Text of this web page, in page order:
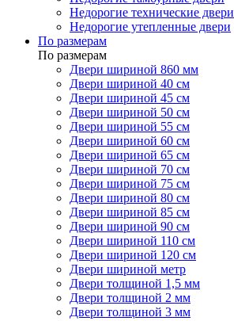
Недорогие технические двери
Недорогие утепленные двери
По размерам
По размерам
Двери шириной 860 мм
Двери шириной 40 см
Двери шириной 45 см
Двери шириной 50 см
Двери шириной 55 см
Двери шириной 60 см
Двери шириной 65 см
Двери шириной 70 см
Двери шириной 75 см
Двери шириной 80 см
Двери шириной 85 см
Двери шириной 90 см
Двери шириной 110 см
Двери шириной 120 см
Двери шириной метр
Двери толщиной 1,5 мм
Двери толщиной 2 мм
Двери толщиной 3 мм